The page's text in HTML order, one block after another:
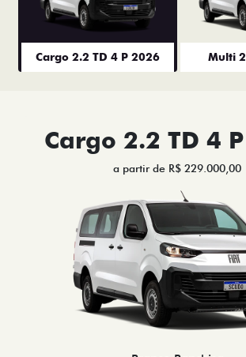
Cargo 2.2 TD 4 P 2026 Multi
Cargo 2.2 TD 4
a partir de R$ 229.000,00